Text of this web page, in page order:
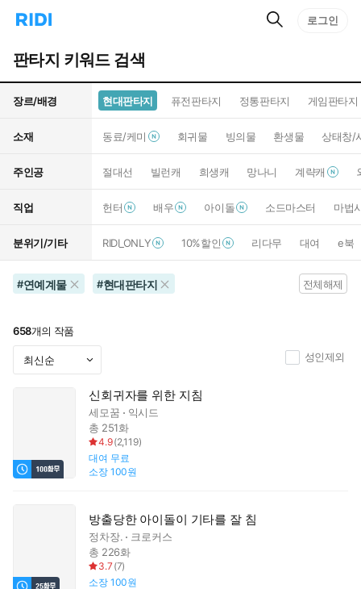
리
으
로
이
동
턴
트
검
색
검
로그인
판타지 키워드 검색
장르/배경 현대판타지 퓨전판타지 정통판타지 게임판타지
소재 동료/케미 회귀물 빙의물 환생물 상태창/
주인공 절대선 빌런캐 희생캐 망나니 계략캐
직업 헌터 배우 아이돌 소드마스터 마법
분위기/기타 RIDI_ONLY 10%할인 리다무 대여 e북
#연예계물 #현대판타지 전체해제
658개의 작품
성인제외
신회귀자를 위한 지침
세모꿈
익시드
총 251화
4.9(2,119)
대여 무료
소장 100원
방출당한 아이돌이 기타를 잘 침
정차장.
크로커스
총 226화
3.7 (7)
소장 100원